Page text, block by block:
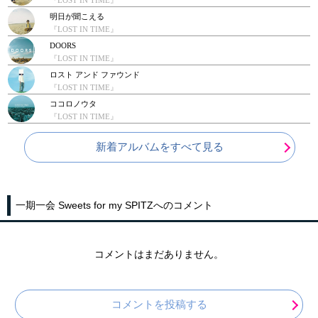
明日が聞こえる
『LOST IN TIME』
DOORS
『LOST IN TIME』
ロスト アンド ファウンド
『LOST IN TIME』
ココロノウタ
『LOST IN TIME』
新着アルバムをすべて見る
一期一会 Sweets for my SPITZへのコメント
コメントはまだありません。
コメントを投稿する